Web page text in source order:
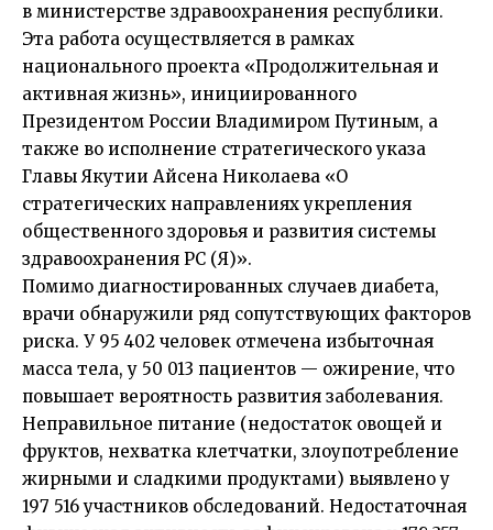
в министерстве здравоохранения республики.
Эта работа осуществляется в рамках
национального проекта «Продолжительная и
активная жизнь», инициированного
Президентом России Владимиром Путиным, а
также во исполнение стратегического указа
Главы Якутии Айсена Николаева «О
стратегических направлениях укрепления
общественного здоровья и развития системы
здравоохранения РС (Я)».
Помимо диагностированных случаев диабета,
врачи обнаружили ряд сопутствующих факторов
риска. У 95 402 человек отмечена избыточная
масса тела, у 50 013 пациентов — ожирение, что
повышает вероятность развития заболевания.
Неправильное питание (недостаток овощей и
фруктов, нехватка клетчатки, злоупотребление
жирными и сладкими продуктами) выявлено у
197 516 участников обследований. Недостаточная